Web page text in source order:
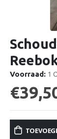
Voorraad: 1
€